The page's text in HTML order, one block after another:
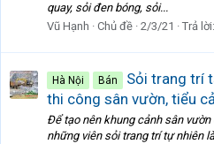
quay, sỏi đen bóng, sỏi...
Vũ Hạnh
Chủ đề 2/3/21 Trả
Hà Nội Bán
Sỏi trang trí
thi công sân vườn, tiểu
Để tạo nên khung cảnh sân
những viên sỏi trang trí tự nhiên